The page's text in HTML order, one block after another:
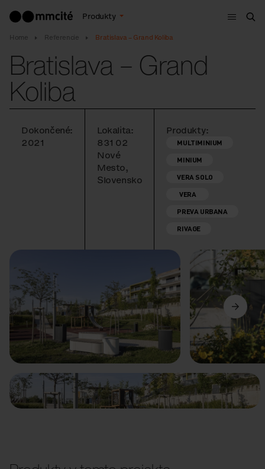
Produkty
Menu
Home Referencie Bratislava – Grand Koliba
Bratislava – Grand
Koliba
Dokončené:
2021
Lokalita:
831 02
Nové
Mesto,
Slovensko
Produkty:
MULTIMINIUM
MINIUM
VERA SOLO
VERA
PREVA URBANA
RIVAGE
Predchádzajúci Ďalší